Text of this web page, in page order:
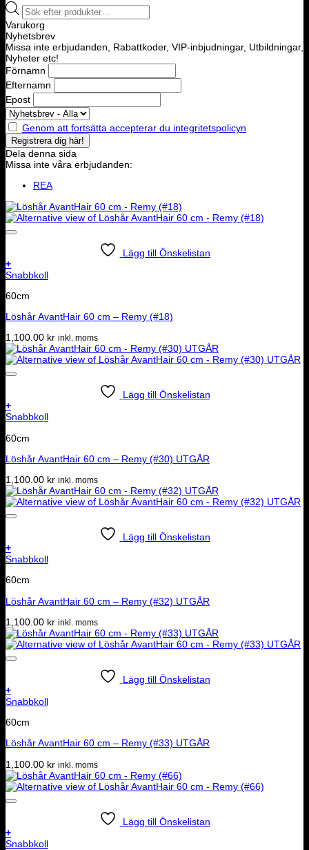
Products
search
Varukorg
Nyhetsbrev
Missa inte erbjudanden, Rabattkoder, VIP-inbjudningar, Utbildningar,
Nyheter etc!
Förnamn
Efternamn
Epost
Genom att fortsätta accepterar du integritetspolicyn
Dela denna sida
Missa inte våra erbjudanden:
REA
Lägg till Önskelistan
+
Snabbkoll
60cm
Löshår AvantHair 60 cm – Remy (#18)
1,100.00 kr inkl. moms
Lägg till Önskelistan
+
Snabbkoll
60cm
Löshår AvantHair 60 cm – Remy (#30) UTGÅR
1,100.00 kr inkl. moms
Lägg till Önskelistan
+
Snabbkoll
60cm
Löshår AvantHair 60 cm – Remy (#32) UTGÅR
1,100.00 kr inkl. moms
Lägg till Önskelistan
+
Snabbkoll
60cm
Löshår AvantHair 60 cm – Remy (#33) UTGÅR
1,100.00 kr inkl. moms
Lägg till Önskelistan
+
Snabbkoll